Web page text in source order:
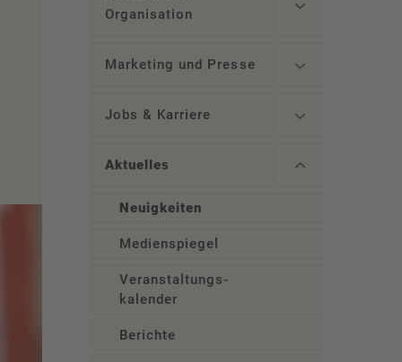
Organisation
Marketing und Presse
Jobs & Karriere
Aktuelles
Neuigkeiten
Medienspiegel
Veranstaltungs­
kalender
Berichte